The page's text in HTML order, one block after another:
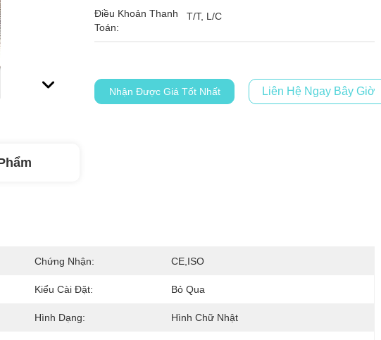
Điều Khoản Thanh
Toán:
T/T, L/C
Nhận Được Giá Tốt Nhất Liên Hệ Ngay Bây Giờ
Chứng Nhận: CE,ISO
Kiểu Cài Đặt: Bỏ Qua
Hình Dạng: Hình Chữ Nhật